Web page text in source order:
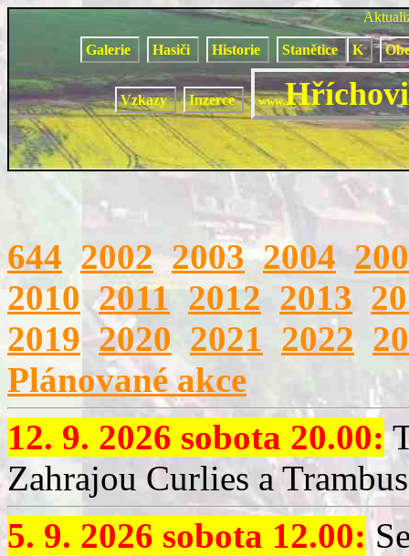
Galerie Hasiči Historie Stanětice K
Vzkazy Inzerce www.
644 2002 2003 2004
2010 2011 2012 2013
2019 2020 2021 2022
Plánované akce
12. 9. 2026 sobota 20.00:
Zahrajou Curlies a
5. 9. 2026 sobota 12.00: